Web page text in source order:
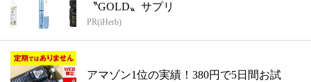
〝GOLD〟サプリ
PR(iHerb)
アマゾン1位の実績！380円で5日間お試